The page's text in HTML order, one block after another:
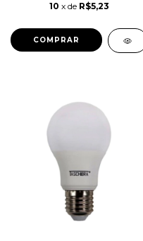
10 x de R$5,23